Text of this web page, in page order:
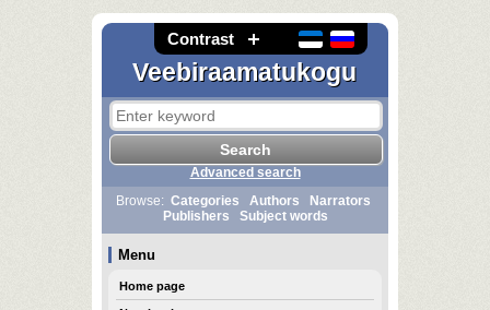
Contrast
Veebiraamatukogu
Advanced search
Browse: Categories Authors
Narrators
Publishers
Subject words
Menu
Home page